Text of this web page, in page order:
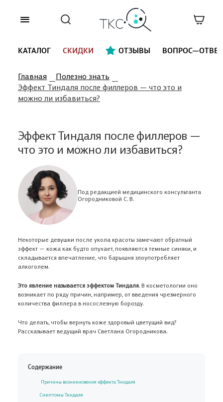
КАТАЛОГ СКИДКИ ОТЗЫВЫ ВОПРОС—ОТВЕТ
Главная
Полезно знать
Эффект Тиндаля после филлеров — что это и
можно ли избавиться?
Эффект Тиндаля после филлеров —
что это и можно ли избавиться?
Под редакцией медицинского консультанта
Огородниковой С. В.
Некоторые девушки после укола красоты замечают обратный
эффект — кожа как будто опухает, появляются темные синяки, и
складывается впечатление, что барышня злоупотребляет
алкоголем.
Это явление называется эффектом Тиндаля. В косметологии оно
возникает по ряду причин, например, от введения чрезмерного
количества филлера в носослезную борозду.
Что делать, чтобы вернуть коже здоровый цветущий вид?
Рассказывает ведущий врач Светлана Огородникова.
Содержание
Причины возникновения эффекта Тиндаля
Симптомы Тиндаля